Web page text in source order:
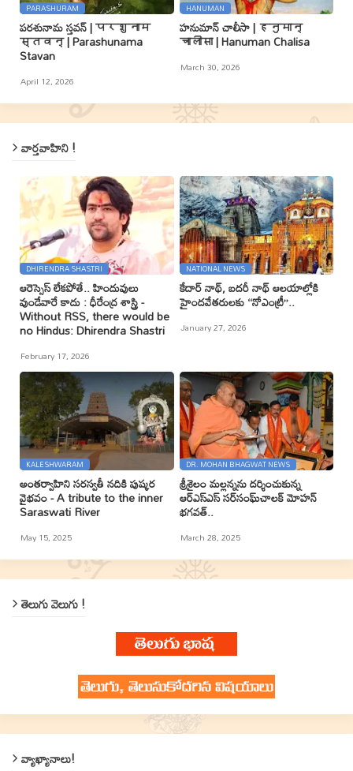
PARASHURAM
పరశునామ స్తవన్ | परशुनाम
स्तवन् | Parashunama
Stavan
April 12, 2026
HANUMAN
హనుమాన్ చాలీసా | हनुमान्
चालीसा | Hanuman Chalisa
March 30, 2026
వార్తవాహిని !
DHIRENDRA SHASTRI
ఆరెస్సెస్ లేకపోతే.. హిందువులు
వుండేవారే కాదు : ధీరేంద్ర శాస్త్రి -
Without RSS, there would be
no Hindus: Dhirendra Shastri
February 17, 2026
NATIONAL NEWS
కేదార్ నాథ్, బదరీ నాథ్ ఆలయాల్లోకి
హైందవేతరులకు ‘‘నోఎంట్రీ’’..
January 27, 2026
KALESHWARAM
అంతర్వాహిని సరస్వతీ నదికి పుష్కర
వైభవం - A tribute to the inner
Saraswati River
May 15, 2025
DR. MOHAN BHAGWAT NEWS
శ్రీశైలం మల్లన్నను దర్శించుకున్న
ఆర్ఎస్ఎస్ సర్‌సంఘ్‌చాలక్ మోహన్
భగవత్..
March 28, 2025
తెలుగు వెలుగు !
వ్యాఖ్యానాలు!